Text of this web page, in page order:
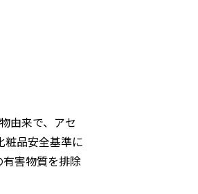
由来で、アセ
粧品安全基準に
害物質を排除